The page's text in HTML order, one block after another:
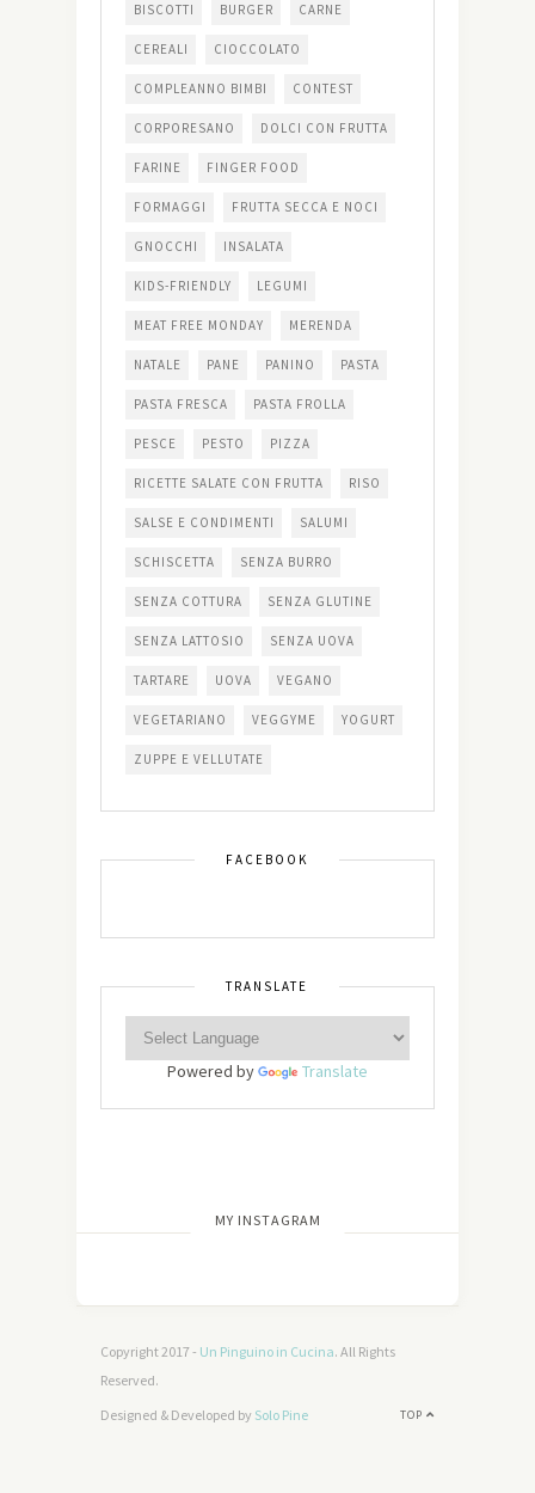
BISCOTTI BURGER CARNE
CEREALI CIOCCOLATO
COMPLEANNO BIMBI CONTEST
CORPORESANO DOLCI CON FRUTTA
FARINE FINGER FOOD
FORMAGGI FRUTTA SECCA E NOCI
GNOCCHI INSALATA
KIDS-FRIENDLY LEGUMI
MEAT FREE MONDAY MERENDA
NATALE PANE PANINO PASTA
PASTA FRESCA PASTA FROLLA
PESCE PESTO PIZZA
RICETTE SALATE CON FRUTTA RISO
SALSE E CONDIMENTI SALUMI
SCHISCETTA SENZA BURRO
SENZA COTTURA SENZA GLUTINE
SENZA LATTOSIO SENZA UOVA
TARTARE UOVA VEGANO
VEGETARIANO VEGGYME YOGURT
ZUPPE E VELLUTATE
FACEBOOK
TRANSLATE
Powered by Translate
MY INSTAGRAM
[wdi_feed id=”2″]
Copyright 2017 - Un Pinguino in Cucina. All Rights
Reserved.
TOP
Designed & Developed by Solo Pine